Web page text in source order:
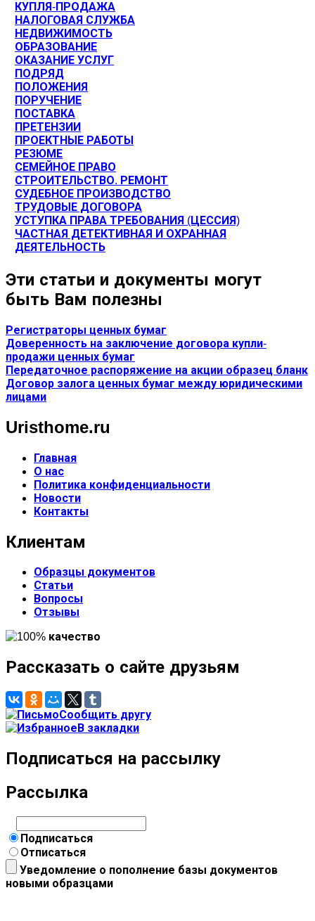
КУПЛЯ-ПРОДАЖА
НАЛОГОВАЯ СЛУЖБА
НЕДВИЖИМОСТЬ
ОБРАЗОВАНИЕ
ОКАЗАНИЕ УСЛУГ
ПОДРЯД
ПОЛОЖЕНИЯ
ПОРУЧЕНИЕ
ПОСТАВКА
ПРЕТЕНЗИИ
ПРОЕКТНЫЕ РАБОТЫ
РЕЗЮМЕ
СЕМЕЙНОЕ ПРАВО
СТРОИТЕЛЬСТВО. РЕМОНТ
СУДЕБНОЕ ПРОИЗВОДСТВО
ТРУДОВЫЕ ДОГОВОРА
УСТУПКА ПРАВА ТРЕБОВАНИЯ (ЦЕССИЯ)
ЧАСТНАЯ ДЕТЕКТИВНАЯ И ОХРАННАЯ
ДЕЯТЕЛЬНОСТЬ
Эти статьи и документы могут
быть Вам полезны
Регистраторы ценных бумаг
Доверенность на заключение договора купли-
продажи ценных бумаг
Передаточное распоряжение на акции образец бланк
Договор залога ценных бумаг между юридическими
лицами
Uristhome.ru
Главная
О нас
Политика конфиденциальности
Новости
Контакты
Клиентам
Образцы документов
Статьи
Вопросы
Отзывы
Рассказать о сайте друзьям
Сообщить другу
В закладки
Подписаться на рассылку
Рассылка
Подписаться
Отписаться
Уведомление о пополнение базы документов
новыми образцами